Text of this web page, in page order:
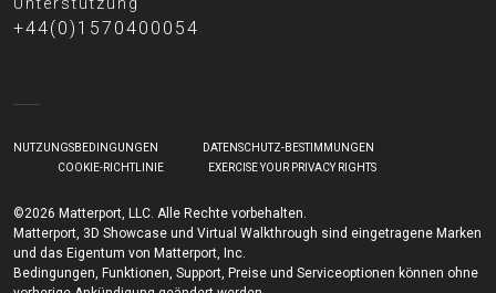
+44(0)1570400054
©2026 Matterport, LLC. Alle Rechte vorbehalten.
Matterport, 3D Showcase und Virtual Walkthrough sind eingetragene Marken
und das Eigentum von Matterport, Inc.
Bedingungen, Funktionen, Support, Preise und Serviceoptionen können ohne
NUTZUNGSBEDINGUNGEN
DATENSCHUTZ-BESTIMMUNGEN
COOKIE-RICHTLINIE
EXERCISE YOUR PRIVACY RIGHTS